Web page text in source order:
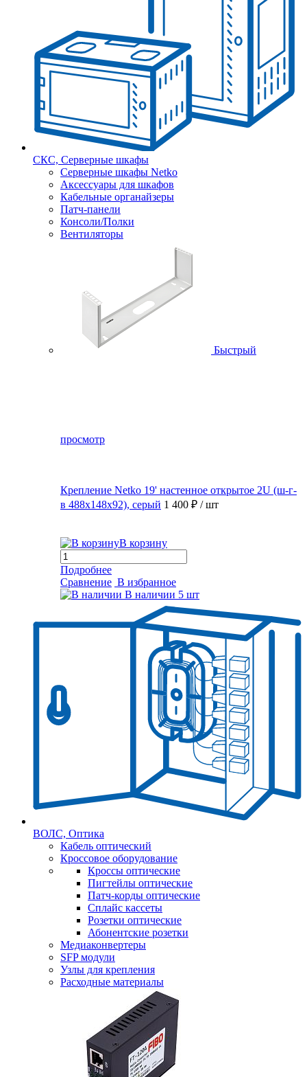
СКС, Серверные шкафы
Серверные шкафы Netko
Аксессуары для шкафов
Кабельные органайзеры
Патч-панели
Консоли/Полки
Вентиляторы
Быстрый
просмотр
Крепление Netko 19' настенное открытое 2U (ш-г-
в 488х148х92), серый 1 400 ₽ / шт
В корзину
Подробнее
Сравнение В избранное
В наличии 5 шт
ВОЛС, Оптика
Кабель оптический
Кроссовое оборудование
Кроссы оптические
Пигтейлы оптические
Патч-корды оптические
Сплайс кассеты
Розетки оптические
Абонентские розетки
Медиаконвертеры
SFP модули
Узлы для крепления
Расходные материалы